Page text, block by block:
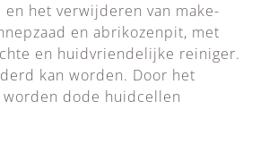
het verwijderen van make-
en abrikozenpit, met
en huidvriendelijke reiniger.
kan worden. Door het
dode huidcellen